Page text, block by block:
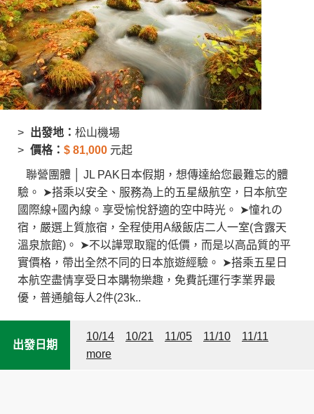
出發地： 松山機場
價格： $ 81,000 元起
聯營團體 │ JL PAK日本假期，想傳達給您最難忘的體
驗。 ➤搭乘以安全、服務為上的五星級航空，日本航空
國際線+國內線。享受愉悅舒適的空中時光。 ➤憧れの
宿，嚴選上質旅宿，全程使用A級飯店二人一室(含露天
溫泉旅館)。 ➤不以譁眾取寵的低價，而是以高品質的平
實價格，帶出全然不同的日本旅遊經驗。 ➤搭乘五星日
本航空盡情享受日本購物樂趣，免費託運行李業界最
優，普通艙每人2件(23k..
出發日期
10/14 10/21 11/05 11/10
11/11
more